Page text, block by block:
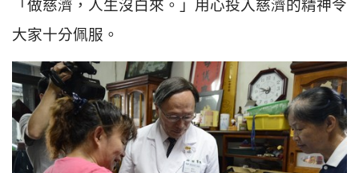
「做慈濟，人生沒白來。」用心投入慈濟的精神令
大家十分佩服。